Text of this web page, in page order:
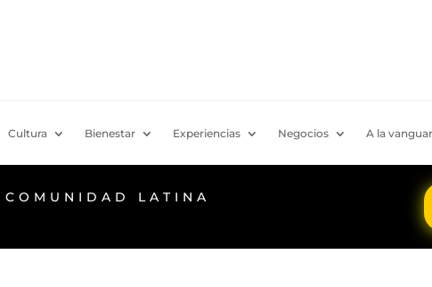
Cultura Bienestar Experiencias Negocios A la
LATINA